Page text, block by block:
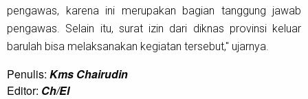
pengawas, karena ini merupakan bagian tanggung jawab
pengawas. Selain itu, surat izin dari diknas provinsi keluar
barulah bisa melaksanakan kegiatan tersebut," ujarnya.
Penulis: Kms Chairudin
Editor: Ch/El